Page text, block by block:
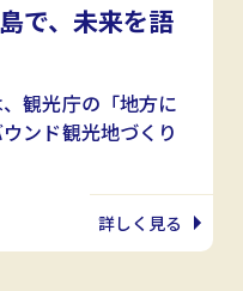
で、未来を語
観光庁の「地方に
ンド観光地づくり
詳しく見る